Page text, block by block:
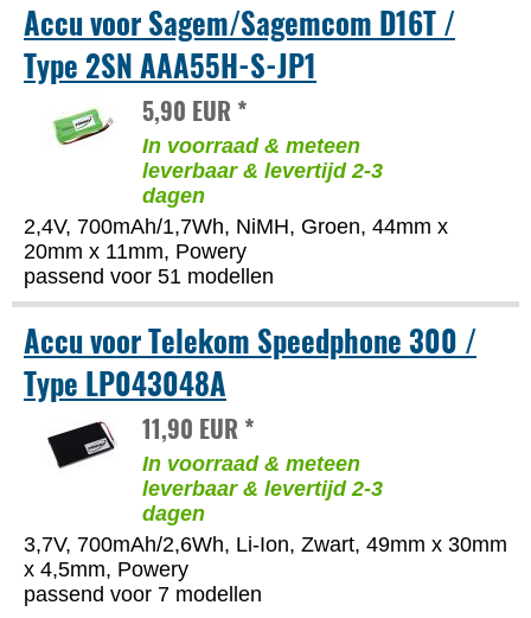
Accu voor Sagem/Sagemcom D16T /
Type 2SN AAA55H-S-JP1
5,90 EUR *
In voorraad & meteen
leverbaar & levertijd 2-3
dagen
2,4V, 700mAh/1,7Wh, NiMH, Groen, 44mm x
20mm x 11mm, Powery
passend voor 51 modellen
Accu voor Telekom Speedphone 300 /
Type LP043048A
11,90 EUR *
In voorraad & meteen
leverbaar & levertijd 2-3
dagen
3,7V, 700mAh/2,6Wh, Li-Ion, Zwart, 49mm x 30mm
x 4,5mm, Powery
passend voor 7 modellen